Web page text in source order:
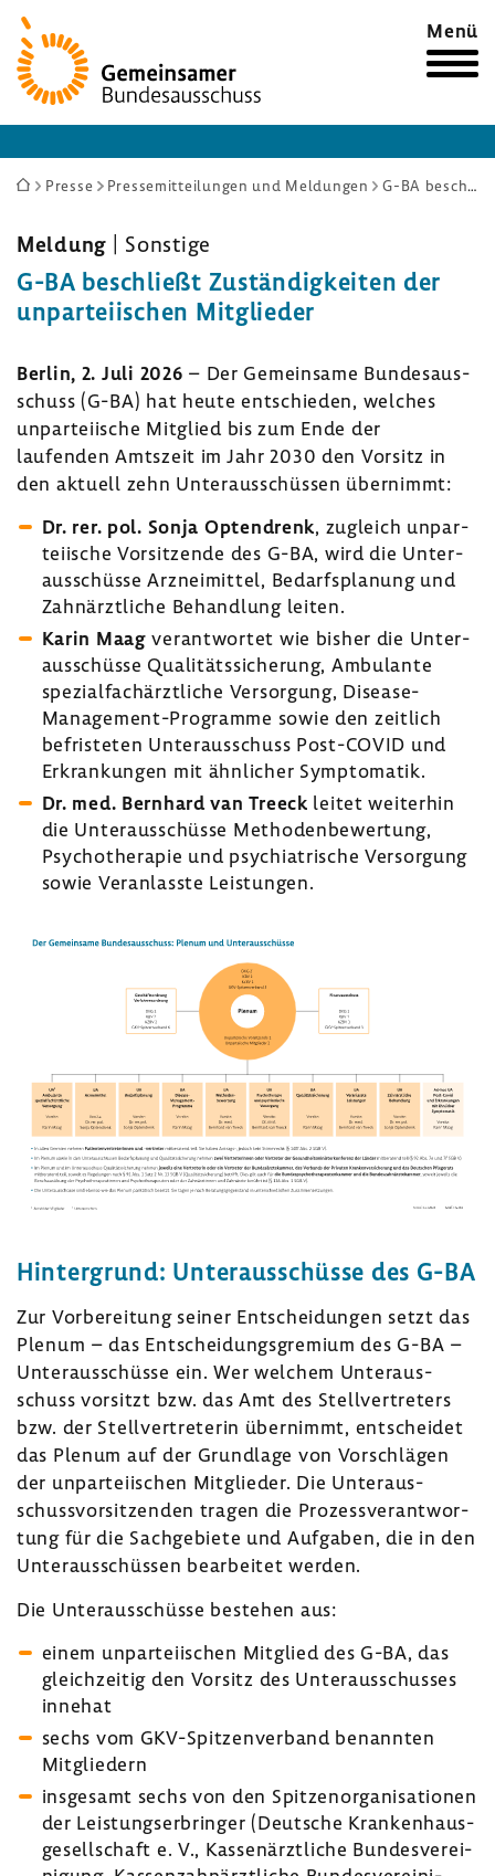
Zur
Startseite
Menü
Sie
hier:
Presse Pressemitteilungen und Meldungen G-BA beschließt Zuständigkeiten der unparteiischen Mitglieder
Meldung | Sons­tige
G-BA beschließt Zustän­dig­keiten der
unpar­tei­ischen Mitglieder
Berlin, 2. Juli 2026 – Der Gemein­same Bundes­aus­
schuss (G-BA) hat heute entschieden, welches
unpar­tei­ische Mitglied bis zum Ende der
laufenden Amts­zeit im Jahr 2030 den Vorsitz in
den aktuell zehn Unter­aus­schüssen über­nimmt:
Dr. rer. pol. Sonja Optendrenk, zugleich unpar­
tei­ische Vorsit­zende des G-BA, wird die Unter­
aus­schüsse Arznei­mittel, Bedarfs­pla­nung und
Zahn­ärzt­liche Behand­lung leiten.
Karin Maag verant­wortet wie bisher die Unter­
aus­schüsse Quali­täts­si­che­rung, Ambu­lante
spezi­al­fach­ärzt­liche Versor­gung, Disease-​
Management-Programme sowie den zeit­lich
befris­teten Unter­aus­schuss Post-​COVID und
Erkran­kungen mit ähnli­cher Sympto­matik.
Dr. med. Bern­hard van Treeck leitet weiterhin
die Unter­aus­schüsse Metho­den­be­wer­tung,
Psycho­the­rapie und psych­ia­tri­sche Versor­gung
sowie Veran­lasste Leis­tungen.
Hinter­grund: Unter­aus­schüsse des G-BA
Zur Vorbe­rei­tung seiner Entschei­dungen setzt das
Plenum – das Entschei­dungs­gre­mium des G-BA –
Unter­aus­schüsse ein. Wer welchem Unter­aus­
schuss vorsitzt bzw. das Amt des Stell­ver­tre­ters
bzw. der Stell­ver­tre­terin über­nimmt, entscheidet
das Plenum auf der Grund­lage von Vorschlägen
der unpar­tei­ischen Mitglieder. Die Unter­aus­
schuss­vor­sit­zenden tragen die Prozess­ver­ant­wor­
tung für die Sach­ge­biete und Aufgaben, die in den
Unter­aus­schüssen bear­beitet werden.
Die Unter­aus­schüsse bestehen aus:
einem unpar­tei­ischen Mitglied des G-BA, das
gleich­zeitig den Vorsitz des Unter­aus­schusses
innehat
sechs vom GKV-​Spitzenverband benannten
Mitglie­dern
insge­samt sechs von den Spit­zen­or­ga­ni­sa­tionen
der Leis­tungs­er­bringer (Deut­sche Kran­ken­haus­
ge­sell­schaft e. V., Kassen­ärzt­liche Bundes­ver­ei­